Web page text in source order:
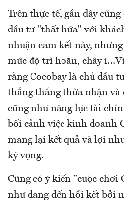
Trên thực tế, gần đây
đầu tư "thất hứa" với
nhuận cam kết này,
mức độ trì hoãn, chây
rằng Cocobay là chủ đầu
thẳng thắng thừa nhận và
cũng như năng lực tài
bối cảnh việc kinh doanh
mang lại kết quả và lợi
kỳ vọng.
Cũng có ý kiến "cuộc chơi
như đang đến hồi kết bởi